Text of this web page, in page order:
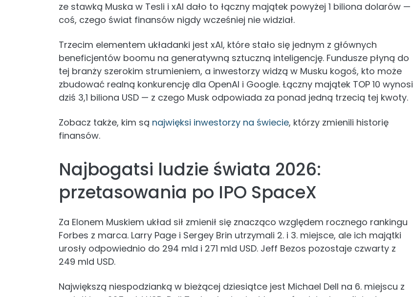
ze stawką Muska w Tesli i xAI dało to łączny majątek powyżej 1 biliona dolarów —
coś, czego świat finansów nigdy wcześniej nie widział.
Trzecim elementem układanki jest xAI, które stało się jednym z głównych
beneficjentów boomu na generatywną sztuczną inteligencję. Fundusze płyną do
tej branży szerokim strumieniem, a inwestorzy widzą w Musku kogoś, kto może
zbudować realną konkurencję dla OpenAI i Google. Łączny majątek TOP 10 wynosi
dziś 3,1 biliona USD — z czego Musk odpowiada za ponad jedną trzecią tej kwoty.
Zobacz także, kim są najwięksi inwestorzy na świecie, którzy zmienili historię
finansów.
Najbogatsi ludzie świata 2026:
przetasowania po IPO SpaceX
Za Elonem Muskiem układ sił zmienił się znacząco względem rocznego rankingu
Forbes z marca. Larry Page i Sergey Brin utrzymali 2. i 3. miejsce, ale ich majątki
urosły odpowiednio do 294 mld i 271 mld USD. Jeff Bezos pozostaje czwarty z
249 mld USD.
Największą niespodzianką w bieżącej dziesiątce jest Michael Dell na 6. miejscu z